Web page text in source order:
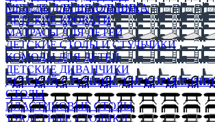
МЕБЕЛЬ ДЛЯ ШКОЛЬНИКА
ДЕТСКИЕ КРОВАТИ
МАТРАСЫ ДЛЯ ДЕТЕЙ
ДЕТСКИЕ СТОЛЫ И СТУЛЬЧИКИ
КОМОДЫ ДЛЯ ДЕТЕЙ
ДЕТСКИЕ ДИВАНЧИКИ
ДЕТСКИЙ СТУЛЬЧИК ДЛЯ КОРМЛЕНИЯ
СТОЛЫ
ПЛАСТИКОВЫЕ СТОЛЫ
ТУАЛЕТНЫЕ СТОЛИКИ